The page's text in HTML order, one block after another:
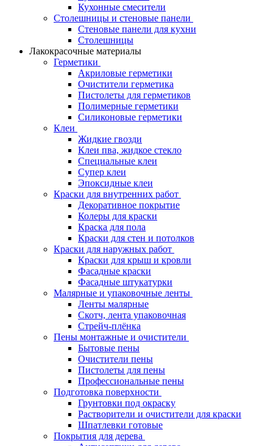
Кухонные смесители
Столешницы и стеновые панели
Стеновые панели для кухни
Столешницы
Лакокрасочные материалы
Герметики
Акриловые герметики
Очистители герметика
Пистолеты для герметиков
Полимерные герметики
Силиконовые герметики
Клеи
Жидкие гвозди
Клеи пва, жидкое стекло
Специальные клеи
Супер клеи
Эпоксидные клеи
Краски для внутренних работ
Декоративное покрытие
Колеры для краски
Краска для пола
Краски для стен и потолков
Краски для наружных работ
Краски для крыш и кровли
Фасадные краски
Фасадные штукатурки
Малярные и упаковочные ленты
Ленты малярные
Скотч, лента упаковочная
Стрейч-плёнка
Пены монтажные и очистители
Бытовые пены
Очистители пены
Пистолеты для пены
Профессиональные пены
Подготовка поверхности
Грунтовки под окраску
Растворители и очистители для краски
Шпатлевки готовые
Покрытия для дерева